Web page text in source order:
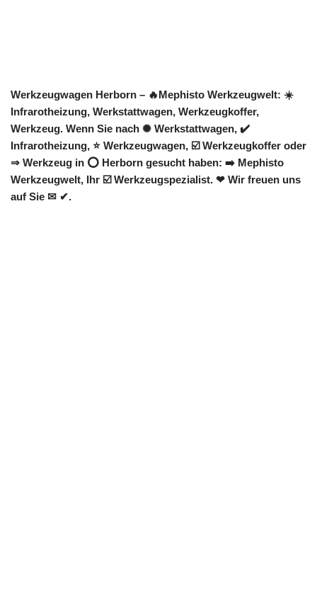
Werkzeugwagen Herborn – 🔥Mephisto Werkzeugwelt: ☀️
Infrarotheizung, Werkstattwagen, Werkzeugkoffer,
Werkzeug. Wenn Sie nach ✺ Werkstattwagen, ✔️
Infrarotheizung, ⭐ Werkzeugwagen, ☑️ Werkzeugkoffer oder
⇒ Werkzeug in ⭕ Herborn gesucht haben: ➡️ Mephisto
Werkzeugwelt, Ihr ☑️ Werkzeugspezialist. ❤ Wir freuen uns
auf Sie ✉ ✔.